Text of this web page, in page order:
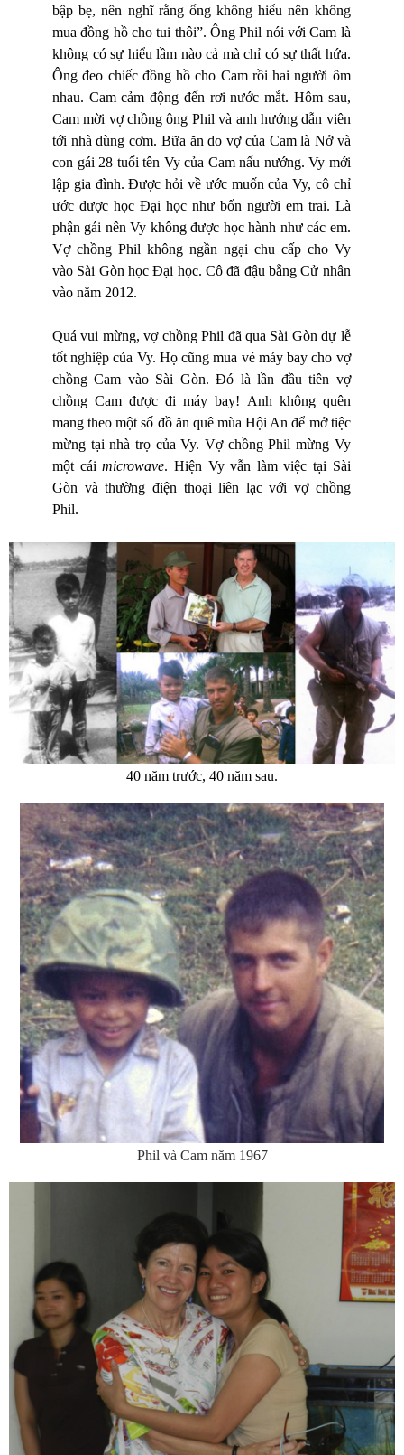
bập bẹ, nên nghĩ rằng ổng không hiểu nên không
mua đồng hồ cho tui thôi”. Ông Phil nói với Cam là
không có sự hiểu lầm nào cả mà chỉ có sự thất hứa.
Ông đeo chiếc đồng hồ cho Cam rồi hai người ôm
nhau. Cam cảm động đến rơi nước mắt. Hôm sau,
Cam mời vợ chồng ông Phil và anh hướng dẫn viên
tới nhà dùng cơm. Bữa ăn do vợ của Cam là Nở và
con gái 28 tuổi tên Vy của Cam nấu nướng. Vy mới
lập gia đình. Được hỏi về ước muốn của Vy, cô chỉ
ước được học Đại học như bốn người em trai. Là
phận gái nên Vy không được học hành như các em.
Vợ chồng Phil không ngần ngại chu cấp cho Vy
vào Sài Gòn học Đại học. Cô đã đậu bằng Cử nhân
vào năm 2012.
Quá vui mừng, vợ chồng Phil đã qua Sài Gòn dự lễ
tốt nghiệp của Vy. Họ cũng mua vé máy bay cho vợ
chồng Cam vào Sài Gòn. Đó là lần đầu tiên vợ
chồng Cam được đi máy bay! Anh không quên
mang theo một số đồ ăn quê mùa Hội An để mở tiệc
mừng tại nhà trọ của Vy. Vợ chồng Phil mừng Vy
một cái microwave. Hiện Vy vẫn làm việc tại Sài
Gòn và thường điện thoại liên lạc với vợ chồng
Phil.
40 năm trước, 40 năm sau.
Phil và Cam năm 1967